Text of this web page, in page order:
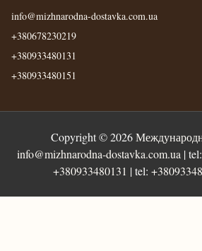
info@mizhnarodna-dostavka.com.ua
+380678230219
+380933480131
+380933480151
Copyright © 2026
info@mizhnarodna-dostavka.com.ua | tel:
+380933480131 | tel: